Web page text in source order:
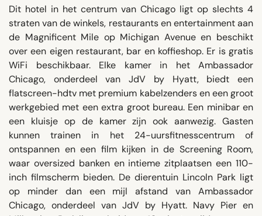
Dit hotel in het centrum van Chicago ligt op slechts 4
straten van de winkels, restaurants en entertainment aan
de Magnificent Mile op Michigan Avenue en beschikt
over een eigen restaurant, bar en koffieshop. Er is gratis
WiFi beschikbaar. Elke kamer in het Ambassador
Chicago, onderdeel van JdV by Hyatt, biedt een
flatscreen-hdtv met premium kabelzenders en een groot
werkgebied met een extra groot bureau. Een minibar en
een kluisje op de kamer zijn ook aanwezig. Gasten
kunnen trainen in het 24-uursfitnesscentrum of
ontspannen en een film kijken in de Screening Room,
waar oversized banken en intieme zitplaatsen een 110-
inch filmscherm bieden. De dierentuin Lincoln Park ligt
op minder dan een mijl afstand van Ambassador
Chicago, onderdeel van JdV by Hyatt. Navy Pier en